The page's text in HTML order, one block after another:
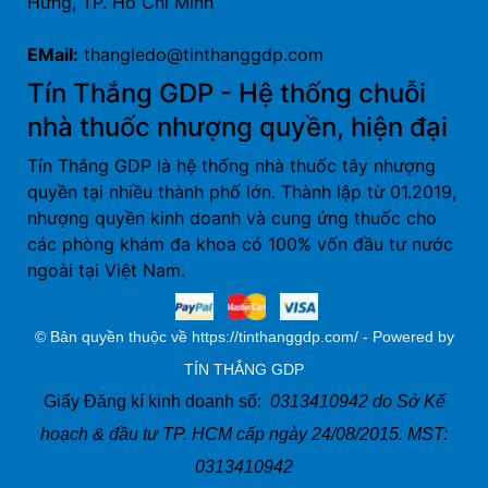
EMail: thangledo@tinthanggdp.com
Tín Thắng GDP - Hệ thống chuỗi
nhà thuốc nhượng quyền, hiện đại
Tín Thắng GDP là hệ thống nhà thuốc tây nhượng
quyền tại nhiều thành phố lớn. Thành lập từ 01.2019,
nhượng quyền kinh doanh và cung ứng thuốc cho
các phòng khám đa khoa có 100% vốn đầu tư nước
ngoài tại Việt Nam.
© Bản quyền thuộc về https://tinthanggdp.com/ - Powered by
TÍN THẮNG GDP
Giấy Đăng kí kinh doanh số: 0313410942 do Sở Kế
hoạch & đầu tư TP. HCM cấp ngày 24/08/2015. MST:
0313410942